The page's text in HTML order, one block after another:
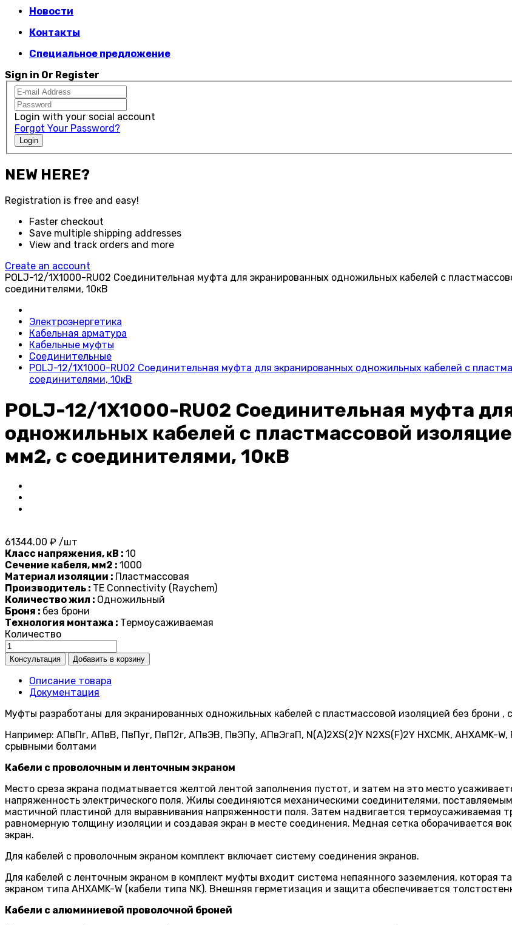
Новости
Контакты
Специальное предложение
Sign in Or Register
Login with your social account
Forgot Your Password?
Login
NEW HERE?
Registration is free and easy!
Faster checkout
Save multiple shipping addresses
View and track orders and more
Create an account
POLJ-12/1X1000-RU02 Соединительная муфта для экранированных одножильных кабелей с
соединителями, 10кВ
Электроэнергетика
Кабельная арматура
Кабельные муфты
Соединительные
POLJ-12/1X1000-RU02 Соединительная муфта для экранированных одножильных кабелей с
соединителями, 10кВ
POLJ-12/1X1000-RU02 Соединительная муфта
одножильных кабелей с пластмассовой
мм2, с соединителями, 10кВ
61344.00 ₽ /шт
Класс напряжения, кВ : 10
Сечение кабеля, мм2 : 1000
Материал изоляции : Пластмассовая
Производитель : TE Connectivity (Raychem)
Количество жил : Одножильный
Броня : без брони
Технология монтажа : Термоусаживаемая
Количество
Описание товара
Документация
Муфты разработаны для экранированных одножильных кабелей с пластмассовой изоляцией без брони ,
Например: АПвПг, АПвВ, ПвПуг, ПвП2г, АПвЭВ, ПвЭПу, АПвЭгаП, N(A)2XS(2)Y N2XS(F)2Y НХСМК, AHXAMK-
срывными болтами
Кабели с проволочным и ленточным экраном
Место среза экрана подматывается желтой лентой заполнения пустот, и затем на это место
напряженность электрического поля. Жилы соединяются механическими соединителями,
мастичной пластиной для выравнивания напряженности поля. Затем надвигается термоусаживаемая
равномерную толщину изоляции и создавая экран в месте соединения. Медная сетка оборачивается
экран.
Для кабелей с проволочным экраном комплект включает систему соединения экранов.
Для кабелей с ленточным экраном в комплект муфты входит система непаянного заземления,
экраном типа AHXAMK-W (кабели типа NK). Внешняя герметизация и защита обеспечивается
Кабели с алюминиевой проволочной броней